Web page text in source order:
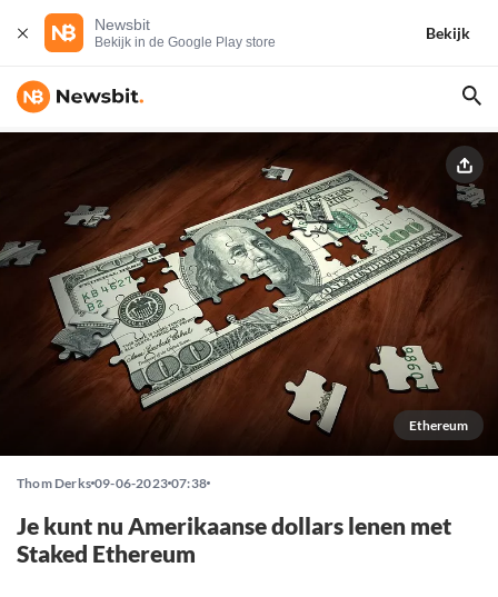
Newsbit
Bekijk in de Google Play store
Bekijk
Ethereum
Thom Derks 09-06-2023 07:38
Je kunt nu Amerikaanse dollars lenen met
Staked Ethereum